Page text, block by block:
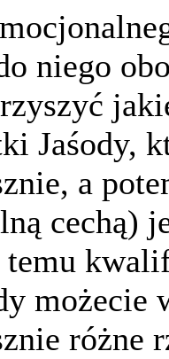
niego
Jaśody,
a
cechą)
temu
możecie
różne